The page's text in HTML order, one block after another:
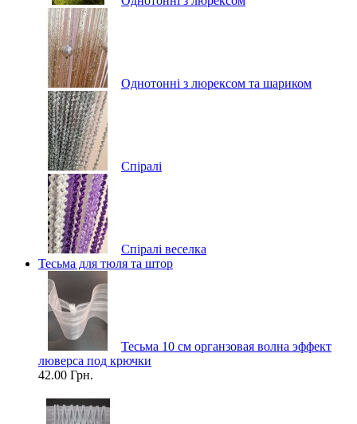
Однотонні з люрексом та шариком
Спіралі
Спіралі веселка
Тесьма для тюля та штор
Тесьма 10 см органзовая волна эффект
люверса под крючки
42.00 Грн.